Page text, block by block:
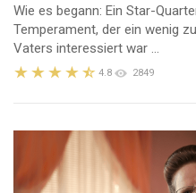
Wie es begann: Ein Star-
Temperament, der ein wenig
Vaters interessiert war ...
4.8 2849